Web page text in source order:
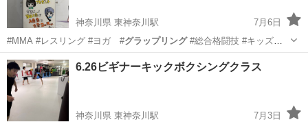
神奈川県 東神奈川駅
7月6日
#MMA #レスリング #ヨガ #グラップリング#総合格闘技 #キッズレ
スリン…
神奈川 横浜市 東神奈川駅 空手/他格闘技
キッズキックボクシング
6.26ビギナーキックボクシングクラス
神奈川県 東神奈川駅
7月3日